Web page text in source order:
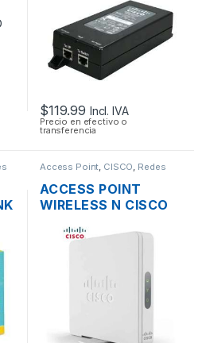
$119.99 Incl. IVA
Precio en efectivo o
transferencia
Access Point CISCO Redes
ACCESS POINT
WIRELESS N CISCO
NA DUAL BAND
SOPORTE POE +
FUENTE